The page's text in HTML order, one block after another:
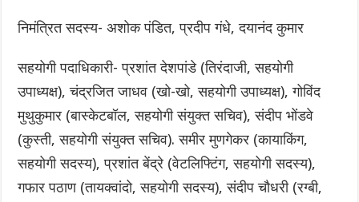
निमंत्रित सदस्य- अशोक पंडित, प्रदीप गंधे, दयानंद कुमार
सहयोगी पदाधिकारी- प्रशांत देशपांडे (तिरंदाजी, सहयोगी
उपाध्यक्ष), चंद्रजित जाधव (खो-खो, सहयोगी उपाध्यक्ष), गोविंद
मुथुकुमार (बास्केटबॉल, सहयोगी संयुक्त सचिव), संदीप भोंडवे
(कुस्ती, सहयोगी संयुक्त सचिव). समीर मुणगेकर (कायाकिंग,
सहयोगी सदस्य), प्रशांत बेंद्रे (वेटलिफ्टिंग, सहयोगी सदस्य),
गफार पठाण (तायक्वांदो, सहयोगी सदस्य), संदीप चौधरी (रग्बी,